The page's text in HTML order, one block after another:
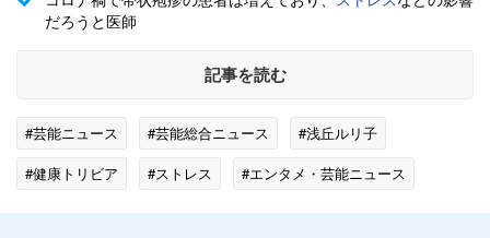
だろうと医師
記事を読む
#芸能ニュース #芸能総合ニュース
#浅丘ルリ子
#健康トリビア
#ストレス #エンタメ・芸能ニュース